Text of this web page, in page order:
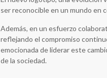
ser reconocible en un mundo en
Además, en un esfuerzo
reflejando el compromiso
emocionada de liderar este
de la sociedad.